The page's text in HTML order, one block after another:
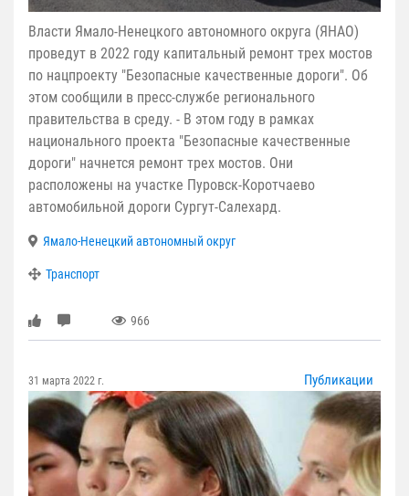
Власти Ямало-Ненецкого автономного округа (ЯНАО)
проведут в 2022 году капитальный ремонт трех мостов
по нацпроекту "Безопасные качественные дороги". Об
этом сообщили в пресс-службе регионального
правительства в среду. - В этом году в рамках
национального проекта "Безопасные качественные
дороги" начнется ремонт трех мостов. Они
расположены на участке Пуровск-Коротчаево
автомобильной дороги Сургут-Салехард.
Ямало-Ненецкий автономный округ
Транспорт
966
31 марта 2022 г. Публикации